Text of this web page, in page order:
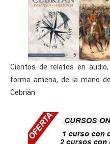
Cientos de relatos en
forma amena, de la mano
Cebrián